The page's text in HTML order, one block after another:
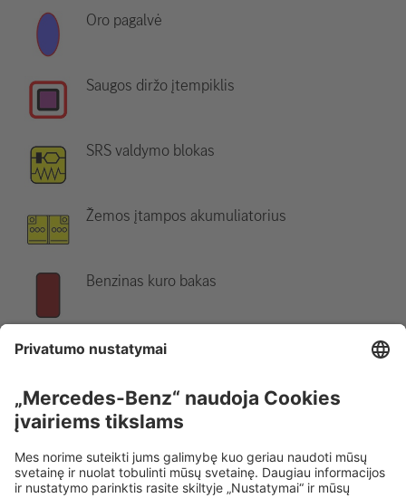
Oro pagalvė
Saugos diržo įtempiklis
SRS valdymo blokas
Žemos įtampos akumuliatorius
Benzinas kuro bakas
Nurodymas:Daugiau informacijos rasite mūsų